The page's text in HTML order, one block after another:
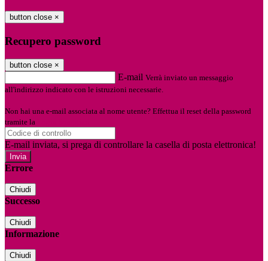
button close ×
Recupero password
button close ×
E-mail Verrà inviato un messaggio
all'indirizzo indicato con le istruzioni necessarie.
Non hai una e-mail associata al nome utente? Effettua il reset della password
tramite la
E-mail inviata, si prega di controllare la casella di posta elettronica!
Errore
Chiudi
Successo
Chiudi
Informazione
Chiudi